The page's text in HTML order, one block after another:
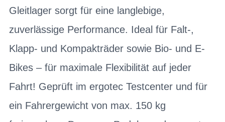
Gleitlager sorgt für eine langlebige,
zuverlässige Performance. Ideal für Falt-,
Klapp- und Kompakträder sowie Bio- und E-
Bikes – für maximale Flexibilität auf jeder
Fahrt! Geprüft im ergotec Testcenter und für
ein Fahrergewicht von max. 150 kg